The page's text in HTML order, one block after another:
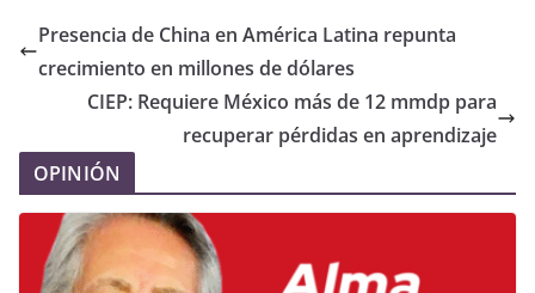
Presencia de China en América Latina repunta
crecimiento en millones de dólares
CIEP: Requiere México más de 12 mmdp para
recuperar pérdidas en aprendizaje
OPINIÓN